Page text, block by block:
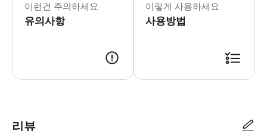
이런건 주의하세요
유의사항
이렇게 사용하세요
사용방법
리뷰